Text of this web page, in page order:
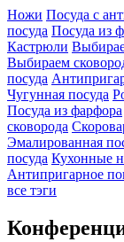
Ножи Посуда с
посуда Посуда из
Кастрюли
Выбираем
посуда
Чугунная посуда
Посуда из фарфора
сковорода
Эмалированная
посуда Кухонные
Антипригарное
все тэги